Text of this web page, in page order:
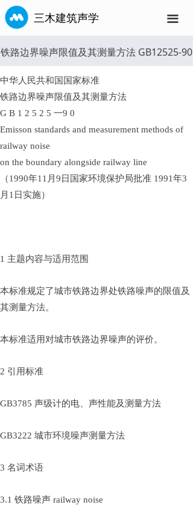
끀
三木建筑声学
铁路边界噪声限值及其测量方法 GB12525-90
中华人民共和国国家标准
铁路边界噪声限值及其测量方法
G B 1 2 5 2 5 一9 0
Emisson standards and measurement methods of
railway noise
on the boundary alongside railway line
（1990年11月9日国家环境保护局批准 1991年3
月1日实施）
1 主题内容与适用范围
本标准规定了城市铁路边界处铁路噪声的限值及
其测量方法。
本标准适用对城市铁路边界噪声的评价。
2 引用标准
GB3785 声级计的电、声性能及测量方法
GB3222 城市环境噪声测量方法
3 名词术语
3.1 铁路噪声 railway noise